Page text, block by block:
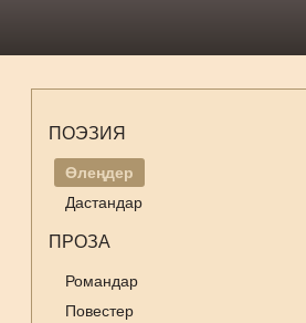
ПОЭЗИЯ
Өлеңдер
Дастандар
ПРОЗА
Романдар
Повестер